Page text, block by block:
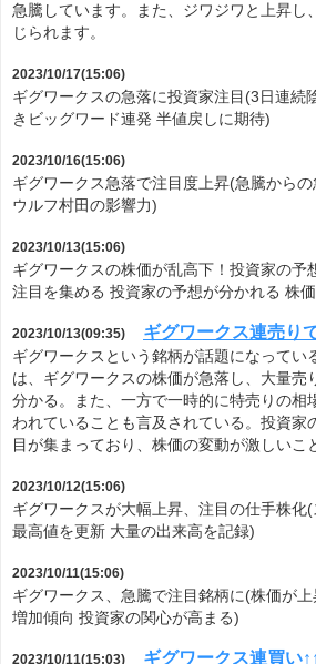
急騰しています。また、ジワジワと上昇し
じられます。
2023/10/17(15:06)
ギグワークスの急落に投資家注目(3日連続
きビッグワード連発 半値戻しに期待)
2023/10/16(15:06)
ギグワークス急落で注目度上昇(急騰から
ウルフ村田の影響力)
2023/10/13(15:06)
ギグワークスの株価が乱高下！投資家の予
注目を集める 投資家の予想が分かれる 株
2023/10/13(09:35) ギグワークス連売り
ギグワークスという銘柄が話題になってい
は、ギグワークスの株価が急落し、大量売
分かる。また、一方で一時的に特売りの相
われていることも言及されている。投資家
目が集まっており、株価の変動が激しいこ
2023/10/12(15:06)
ギグワークスが大幅上昇、注目の仕手株化
最高値を更新 大量の出来高を記録)
2023/10/11(15:06)
ギグワークス、急騰で注目銘柄に(株価が
増加傾向 投資家の関心が高まる)
2023/10/11(15:03) ギグワークス連買い